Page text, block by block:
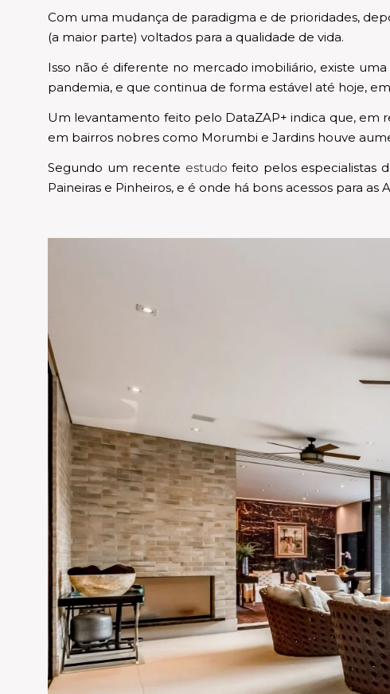
Com uma mudança de paradigma e de prioridades,
(a maior parte) voltados para a qualidade de vida.
Isso não é diferente no mercado imobiliário, existe
pandemia, e que continua de forma estável até hoje,
Um levantamento feito pelo DataZAP+ indica que, em
em bairros nobres como Morumbi e Jardins houve
Segundo um recente estudo feito pelos especialistas
Paineiras e Pinheiros, e é onde há bons acessos para